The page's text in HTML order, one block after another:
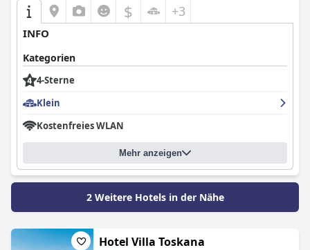
$ +3
INFO
Kategorien
4-Sterne
Klein
Kostenfreies WLAN
Mehr anzeigen
2 Weitere Hotels in der Nähe
Hotel Villa Toskana